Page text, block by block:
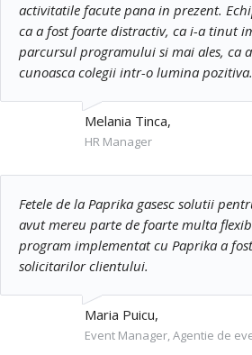
activitatile facute pana in prezent.
ca a fost foarte distractiv, ca i-a tinut
parcursul programului si mai ales, ca
cunoasca colegii intr-o lumina pozitiva.
Melania Tinca,
HR Manager
Fetele de la Paprika gasesc solutii
avut mereu parte de foarte multa
program implementat cu Paprika a
solicitarilor clientului.
Maria Puicu,
Event Manager, Agentie de